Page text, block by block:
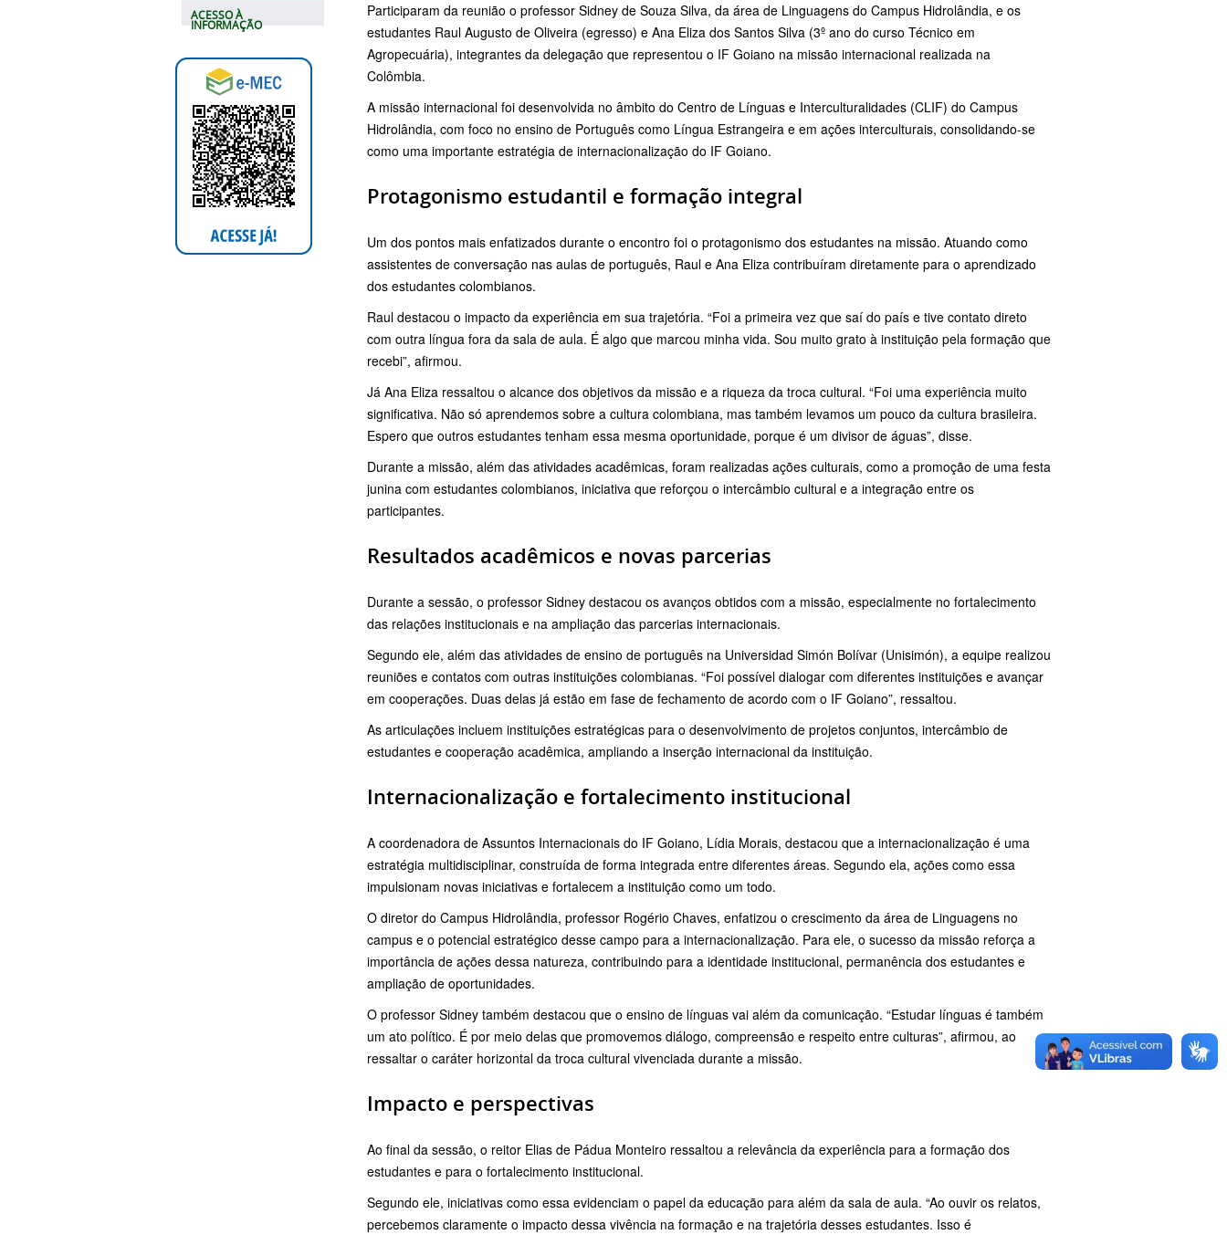
ACESSO À
INFORMAÇÃO
Participaram da reunião o professor Sidney de Souza Silva, da área de Linguagens do Campus Hidrolândia, e os
estudantes Raul Augusto de Oliveira (egresso) e Ana Eliza dos Santos Silva (3º ano do curso Técnico em
Agropecuária), integrantes da delegação que representou o IF Goiano na missão internacional realizada na
Colômbia.
A missão internacional foi desenvolvida no âmbito do Centro de Línguas e Interculturalidades (CLIF) do Campus
Hidrolândia, com foco no ensino de Português como Língua Estrangeira e em ações interculturais, consolidando-se
como uma importante estratégia de internacionalização do IF Goiano.
Protagonismo estudantil e formação integral
Um dos pontos mais enfatizados durante o encontro foi o protagonismo dos estudantes na missão. Atuando como
assistentes de conversação nas aulas de português, Raul e Ana Eliza contribuíram diretamente para o aprendizado
dos estudantes colombianos.
Raul destacou o impacto da experiência em sua trajetória. “Foi a primeira vez que saí do país e tive contato direto
com outra língua fora da sala de aula. É algo que marcou minha vida. Sou muito grato à instituição pela formação que
recebi”, afirmou.
Já Ana Eliza ressaltou o alcance dos objetivos da missão e a riqueza da troca cultural. “Foi uma experiência muito
significativa. Não só aprendemos sobre a cultura colombiana, mas também levamos um pouco da cultura brasileira.
Espero que outros estudantes tenham essa mesma oportunidade, porque é um divisor de águas”, disse.
Durante a missão, além das atividades acadêmicas, foram realizadas ações culturais, como a promoção de uma festa
junina com estudantes colombianos, iniciativa que reforçou o intercâmbio cultural e a integração entre os
participantes.
Resultados acadêmicos e novas parcerias
Durante a sessão, o professor Sidney destacou os avanços obtidos com a missão, especialmente no fortalecimento
das relações institucionais e na ampliação das parcerias internacionais.
Segundo ele, além das atividades de ensino de português na Universidad Simón Bolívar (Unisimón), a equipe realizou
reuniões e contatos com outras instituições colombianas. “Foi possível dialogar com diferentes instituições e avançar
em cooperações. Duas delas já estão em fase de fechamento de acordo com o IF Goiano”, ressaltou.
As articulações incluem instituições estratégicas para o desenvolvimento de projetos conjuntos, intercâmbio de
estudantes e cooperação acadêmica, ampliando a inserção internacional da instituição.
Internacionalização e fortalecimento institucional
A coordenadora de Assuntos Internacionais do IF Goiano, Lídia Morais, destacou que a internacionalização é uma
estratégia multidisciplinar, construída de forma integrada entre diferentes áreas. Segundo ela, ações como essa
impulsionam novas iniciativas e fortalecem a instituição como um todo.
O diretor do Campus Hidrolândia, professor Rogério Chaves, enfatizou o crescimento da área de Linguagens no
campus e o potencial estratégico desse campo para a internacionalização. Para ele, o sucesso da missão reforça a
importância de ações dessa natureza, contribuindo para a identidade institucional, permanência dos estudantes e
ampliação de oportunidades.
O professor Sidney também destacou que o ensino de línguas vai além da comunicação. “Estudar línguas é também
um ato político. É por meio delas que promovemos diálogo, compreensão e respeito entre culturas”, afirmou, ao
ressaltar o caráter horizontal da troca cultural vivenciada durante a missão.
Impacto e perspectivas
Ao final da sessão, o reitor Elias de Pádua Monteiro ressaltou a relevância da experiência para a formação dos
estudantes e para o fortalecimento institucional.
Segundo ele, iniciativas como essa evidenciam o papel da educação para além da sala de aula. “Ao ouvir os relatos,
percebemos claramente o impacto dessa vivência na formação e na trajetória desses estudantes. Isso é